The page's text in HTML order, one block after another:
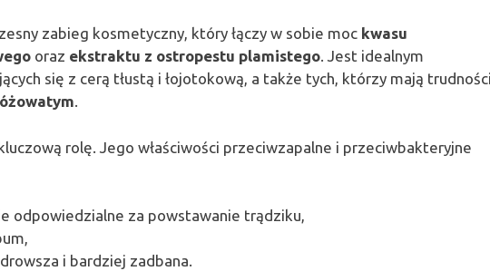
zabieg kosmetyczny, który łączy w sobie moc kwasu
oraz ekstraktu z ostropestu plamistego. Jest idealnym
się z cerą tłustą i łojotokową, a także tych, którzy mają trudności
.
rolę. Jego właściwości przeciwzapalne i przeciwbakteryjne
odpowiedzialne za powstawanie trądziku,
i bardziej zadbana.